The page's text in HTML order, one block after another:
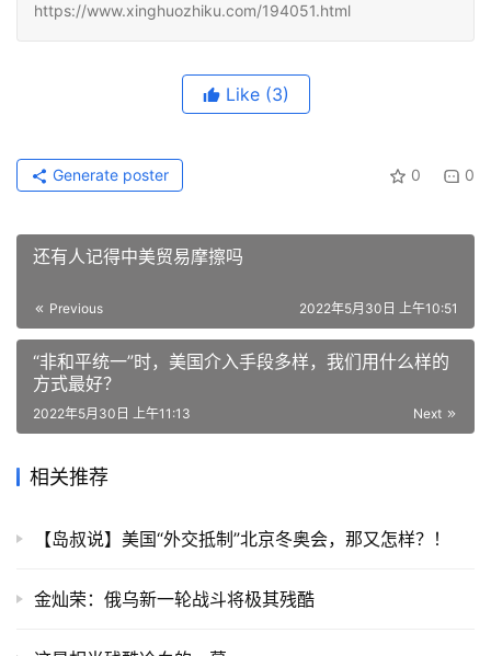
https://www.xinghuozhiku.com/194051.html
Like (3)
0 0
Generate poster
还有人记得中美贸易摩擦吗
Previous 2022年5月30日 上午10:51
“非和平统一”时，美国介入手段多样，我们用什么样的
方式最好？
Next
2022年5月30日 上午11:13
相关推荐
【岛叔说】美国“外交抵制”北京冬奥会，那又怎样？！
金灿荣：俄乌新一轮战斗将极其残酷